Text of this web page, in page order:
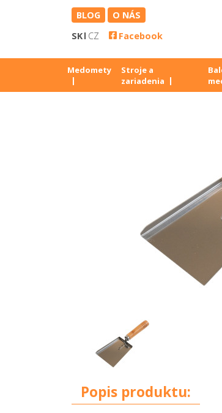
BLOG
O NÁS
SK CZ Facebook
Medomety
Stroje a
zariadenia
Popis produktu: